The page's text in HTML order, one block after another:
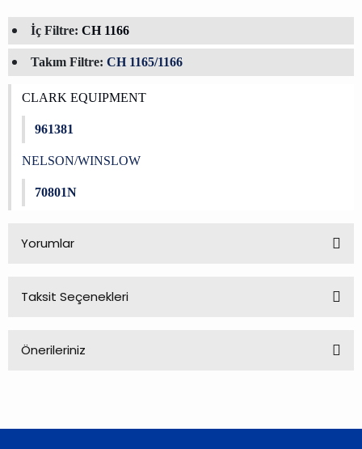
İç Filtre: CH 1166
Takım Filtre: CH 1165/1166
CLARK EQUIPMENT
961381
NELSON/WINSLOW
70801N
Yorumlar
Taksit Seçenekleri
Önerileriniz